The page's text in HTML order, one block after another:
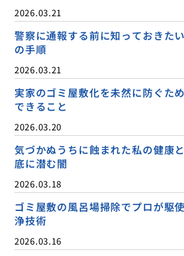
2026.03.21
警察に通報する前に知っておきた
の手順
2026.03.21
実家のゴミ屋敷化を未然に防ぐた
できること
2026.03.20
気づかぬうちに蝕まれた私の健康
底に潜む闇
2026.03.18
ゴミ屋敷の風呂場掃除でプロが駆
浄技術
2026.03.16